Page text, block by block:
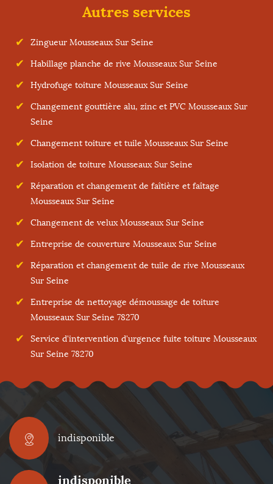
Autres services
Zingueur Mousseaux Sur Seine
Habillage planche de rive Mousseaux Sur Seine
Hydrofuge toiture Mousseaux Sur Seine
Changement gouttière alu, zinc et PVC Mousseaux Sur
Seine
Changement toiture et tuile Mousseaux Sur Seine
Isolation de toiture Mousseaux Sur Seine
Réparation et changement de faîtière et faîtage
Mousseaux Sur Seine
Changement de velux Mousseaux Sur Seine
Entreprise de couverture Mousseaux Sur Seine
Réparation et changement de tuile de rive Mousseaux
Sur Seine
Entreprise de nettoyage démoussage de toiture
Mousseaux Sur Seine 78270
Service d'intervention d'urgence fuite toiture Mousseaux
Sur Seine 78270
indisponible
indisponible